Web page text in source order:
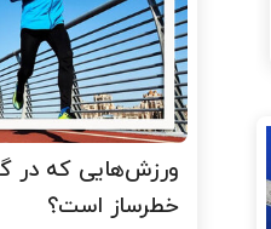
ورزش‌هایی که در
خطرساز است؟